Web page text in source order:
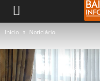
Inicio Noticiário